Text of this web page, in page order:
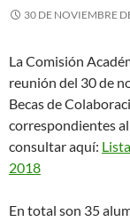
30 DE NOVIEMBRE
La Comisión
reunión del 30 de
Becas de
correspondientes
consultar aquí:
2018
En total son 35